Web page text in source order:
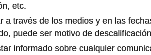
etc.
través de los medios y en las
puede ser motivo de
informado sobre cualquier